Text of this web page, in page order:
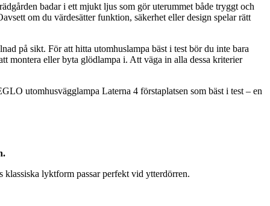
badar i ett mjukt ljus som gör uterummet både tryggt och
om du värdesätter funktion, säkerhet eller design spelar rätt
på sikt. För att hitta utomhuslampa bäst i test bör du inte bara
montera eller byta glödlampa i. Att väga in alla dessa kriterier
utomhusvägglampa Laterna 4 förstaplatsen som bäst i test – en
lyktform passar perfekt vid ytterdörren.